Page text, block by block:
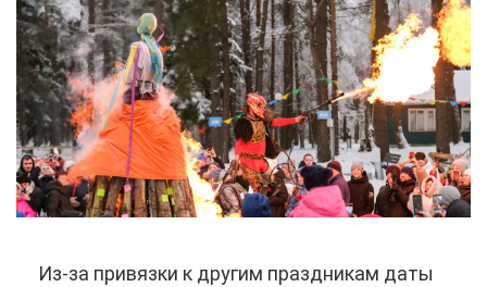
Из-за при­вяз­ки к дру­гим празд­ни­кам да­ты